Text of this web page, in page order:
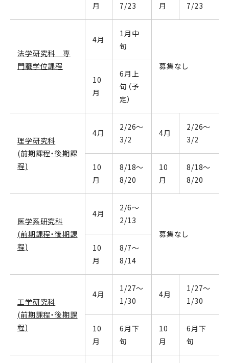
月 7/23 月 7/23
法学研究科 専
門職学位課程
4月
1月中
旬
募集なし
10
月
6月上
旬（予
定）
理学研究科
(前期課程・後期課
程)
4月
2/26～
3/2
4月
2/26～
3/2
10
月
8/18～
8/20
10
月
8/18～
8/20
医学系研究科
(前期課程・後期課
程)
4月
2/6～
2/13
募集なし
10
月
8/7～
8/14
工学研究科
(前期課程・後期課
程)
4月
1/27～
1/30
4月
1/27～
1/30
10
月
6月下
旬
10
月
6月下
旬